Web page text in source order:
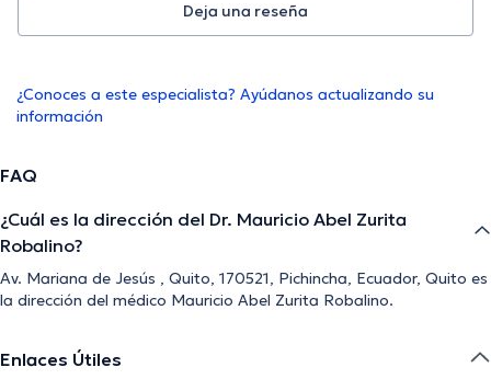
Deja una reseña
¿Conoces a este especialista? Ayúdanos actualizando su
información
FAQ
¿Cuál es la dirección del Dr. Mauricio Abel Zurita
Robalino?
Av. Mariana de Jesús , Quito, 170521, Pichincha, Ecuador, Quito es
la dirección del médico Mauricio Abel Zurita Robalino.
Enlaces Útiles